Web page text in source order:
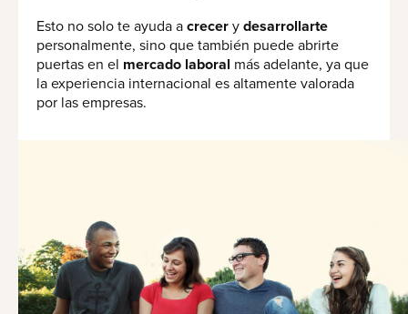
Esto no solo te ayuda a crecer y desarrollarte
personalmente, sino que también puede abrirte
puertas en el mercado laboral más adelante, ya que
la experiencia internacional es altamente valorada
por las empresas.